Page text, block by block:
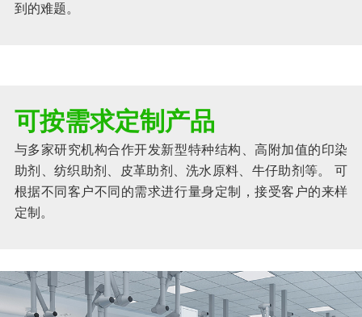
到的难题。
可按需求定制产品
与多家研究机构合作开发新型特种结构、高附加值的印染
助剂、纺织助剂、皮革助剂、洗水原料、牛仔助剂等。 可
根据不同客户不同的需求进行量身定制，接受客户的来样
定制。